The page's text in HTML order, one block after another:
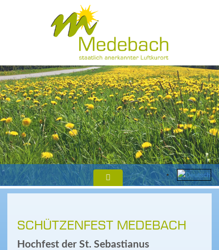
SCHÜTZENFEST MEDEBACH
Hochfest der St. Sebastianus